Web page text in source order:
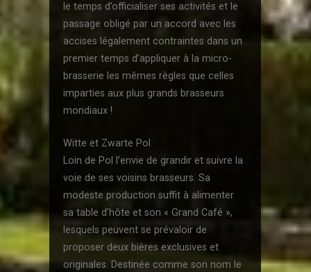
le temps d’officialiser ses activités et le
passage obligé par un accord avec les
accises légalement contraintes dans un
premier temps d’appliquer à la micro-
brasserie les mêmes règles que celles
imparties aux plus grands brasseurs
mondiaux !
Witte et Zwarte Pol
Loin de Pol l’envie de grandir et suivre la
voie de ses voisins brasseurs. Sa
modeste production suffit à alimenter
sa table d’hôte et son « Grand Café »,
lesquels peuvent se prévaloir de
proposer deux bières exclusives et
originales. Destinée comme son nom le